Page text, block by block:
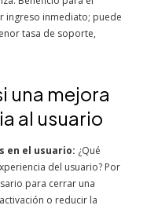
ingreso inmediato; puede
tasa de soporte,
una mejora
al usuario
en el usuario: ¿Qué
del usuario? Por
para cerrar una
o reducir la